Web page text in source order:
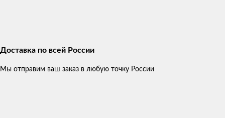
Доставка по всей России
Мы отправим ваш заказ в любую точку России